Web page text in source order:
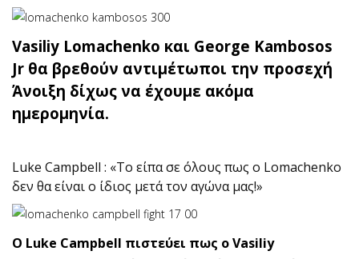
Vasiliy Lomachenko και George Kambosos
Jr θα βρεθούν αντιμέτωποι την προσεχή
Άνοιξη δίχως να έχουμε ακόμα
ημερομηνία.
Luke Campbell : «Το είπα σε όλους πως ο Lomachenko
δεν θα είναι ο ίδιος μετά τον αγώνα μας!»
Ο Luke Campbell πιστεύει πως ο Vasiliy